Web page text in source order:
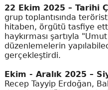
22 Ekim 2025 – Tarihi
grup toplantısında
hitaben, örgütü tasfiye
haykırması şartıyla
düzenlemelerin
gerçekleştirdi.
Ekim - Aralık 2025 –
Recep Tayyip Erdoğan,